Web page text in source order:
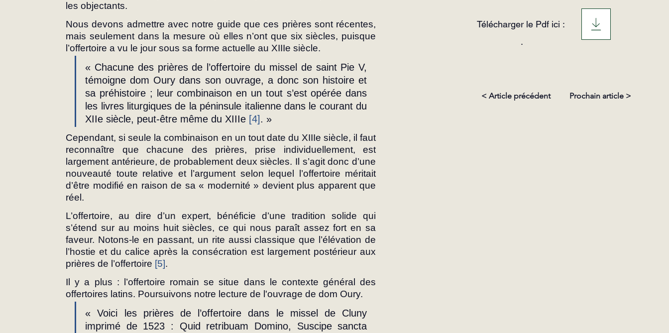
les objectants.
Nous devons admettre avec notre guide que ces prières sont récentes,
mais seulement dans la mesure où elles n’ont que six siècles, puisque
l’offertoire a vu le jour sous sa forme actuelle au XIIIe siècle.
« Chacune des prières de l’offertoire du missel de saint Pie V,
témoigne dom Oury dans son ouvrage, a donc son histoire et
sa préhistoire ; leur combinaison en un tout s’est opérée dans
les livres liturgiques de la péninsule italienne dans le courant du
XIIe siècle, peut-être même du XIIIe [4]. »
Cependant, si seule la combinaison en un tout date du XIIIe siècle, il faut
reconnaître que chacune des prières, prise individuellement, est
largement antérieure, de probablement deux siècles. Il s’agit donc d’une
nouveauté toute relative et l’argument selon lequel l’offertoire méritait
d’être modifié en raison de sa « modernité » devient plus apparent que
réel.
L’offertoire, au dire d’un expert, bénéficie d’une tradition solide qui
s’étend sur au moins huit siècles, ce qui nous paraît assez fort en sa
faveur. Notons-le en passant, un rite aussi classique que l’élévation de
l’hostie et du calice après la consécration est largement postérieur aux
prières de l’offertoire [5].
Il y a plus : l’offertoire romain se situe dans le contexte général des
offertoires latins. Poursuivons notre lecture de l'ouvrage de dom Oury.
« Voici les prières de l’offertoire dans le missel de Cluny
imprimé de 1523 : Quid retribuam Domino, Suscipe sancta
Télécharger le Pdf ici :
.
< Article précédent Prochain article >